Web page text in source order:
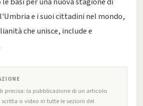
e i suoi cittadini nel mondo,
che unisce, include e
precisa: la pubblicazione di un articolo
o video in tutte le sezioni del